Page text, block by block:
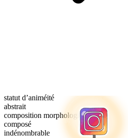
statut d’animéité
abstrait
composition morphologique
composé
indénombrable